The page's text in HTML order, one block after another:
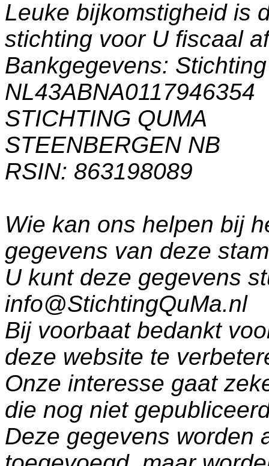
Leuke bijkomstigheid is
stichting voor U fiscaal
Bankgegevens:
NL43ABNA0117946354
STICHTING QUMA
STEENBERGEN NB
RSIN: 863198089
Wie kan ons helpen bij
gegevens van deze
U kunt deze gegevens
info@StichtingQuMa.nl
Bij voorbaat bedankt
deze website te
Onze interesse gaat
die nog niet
Deze gegevens worden